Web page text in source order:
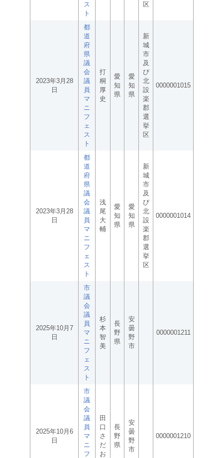
ス
ト
区
2023年3月28
日
都
道
府
県
議
会
議
員
マ
ニ
フ
ェ
ス
ト
打
桐
厚
史
愛
知
県
愛
知
県
新
城
市
及
び
北
設
楽
郡
選
挙
区
0000001015
2023年3月28
日
都
道
府
県
議
会
議
員
マ
ニ
フ
ェ
ス
ト
浅
尾
大
輔
愛
知
県
愛
知
県
新
城
市
及
び
北
設
楽
郡
選
挙
区
0000001014
2025年10月7
日
市
議
会
議
員
マ
ニ
フ
ェ
ス
ト
杉
本
智
美
長
野
県
安
曇
野
市
0000001211
2025年10月6
日
市
議
会
議
員
マ
ニ
フ
田
口
さ
だ
お
長
野
県
安
曇
野
市
0000001210